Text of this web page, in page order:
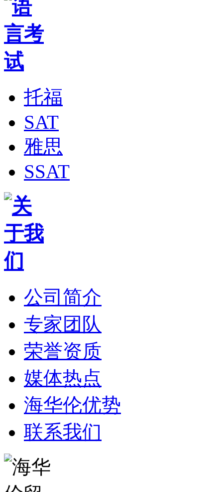
托福
SAT
雅思
SSAT
公司简介
专家团队
荣誉资质
媒体热点
海华伦优势
联系我们